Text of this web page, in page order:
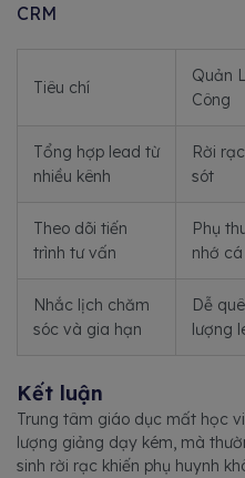
CRM
Tiêu chí
Quản
Công
Tổng hợp lead từ
nhiều kênh
Rời
sót
Theo dõi tiến
trình tư vấn
Phụ
nhớ
Nhắc lịch chăm
sóc và gia hạn
Dễ
lượng
Kết luận
Trung tâm giáo dục mất học
lượng giảng dạy kém, mà
sinh rời rạc khiến phụ huynh